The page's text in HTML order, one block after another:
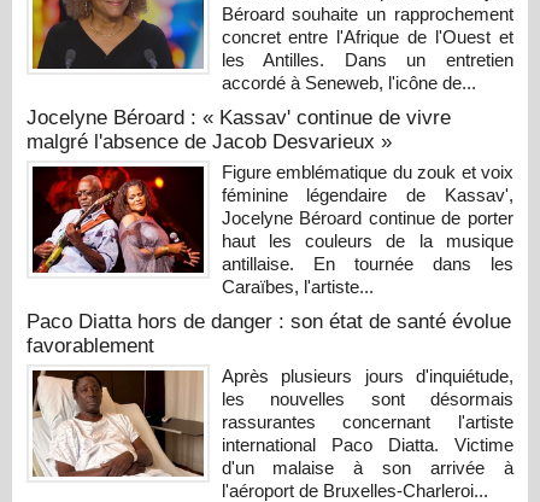
Béroard souhaite un rapprochement
concret entre l'Afrique de l'Ouest et
les Antilles. Dans un entretien
accordé à Seneweb, l'icône de...
Jocelyne Béroard : « Kassav' continue de vivre
malgré l'absence de Jacob Desvarieux »
Figure emblématique du zouk et voix
féminine légendaire de Kassav',
Jocelyne Béroard continue de porter
haut les couleurs de la musique
antillaise. En tournée dans les
Caraïbes, l'artiste...
Paco Diatta hors de danger : son état de santé évolue
favorablement
Après plusieurs jours d'inquiétude,
les nouvelles sont désormais
rassurantes concernant l'artiste
international Paco Diatta. Victime
d'un malaise à son arrivée à
l'aéroport de Bruxelles-Charleroi...